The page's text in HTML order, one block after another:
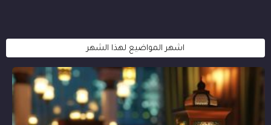
اشهر المواضيع لهذا الشهر